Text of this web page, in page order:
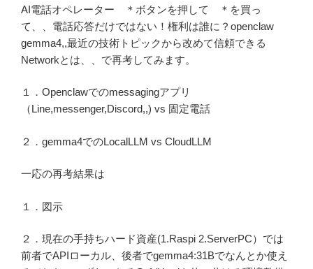
AI電話オペレーター ＊ボタンを押して ＊を買っ
て、、電話応答だけではない！権利は誰に？openclaw
gemma4,,最近の技術トピックから改めて信頼できる
Networkとは、、で再考してみます。
１．Openclawでのmessagingアプリ
（Line,messenger,Discord,,) vs 固定電話
２．gemma4でのLocalLLM vs CloudLLM
一応の再考結果は
１．図示
２．現在の手持ちハード資産(1.Raspi 2.ServerPC）では
前者でAPIローカル、後者でgemma4:31Bでなんとか使え